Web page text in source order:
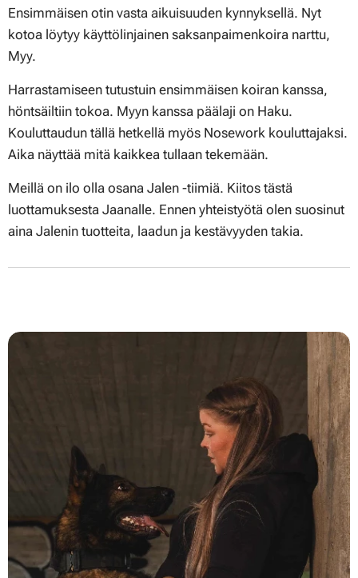
Ensimmäisen otin vasta aikuisuuden kynnyksellä. Nyt
kotoa löytyy käyttölinjainen saksanpaimenkoira narttu,
Myy.
Harrastamiseen tutustuin ensimmäisen koiran kanssa,
höntsäiltiin tokoa. Myyn kanssa päälaji on Haku.
Kouluttaudun tällä hetkellä myös Nosework kouluttajaksi.
Aika näyttää mitä kaikkea tullaan tekemään.
Meillä on ilo olla osana Jalen -tiimiä. Kiitos tästä
luottamuksesta Jaanalle. Ennen yhteistyötä olen suosinut
aina Jalenin tuotteita, laadun ja kestävyyden takia.